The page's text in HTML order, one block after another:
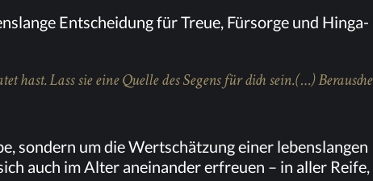
Ent­schei­dung für Treue, Für­sor­ge und Hin­ga­
Lass sie eine Quel­le des Se­gens für dich sein. (…) Be­rau­sche
son­dern um die Wert­schät­zung ei­ner le­bens­lan­gen
auch im Al­ter an­ein­an­der er­freu­en – in al­ler Rei­fe,